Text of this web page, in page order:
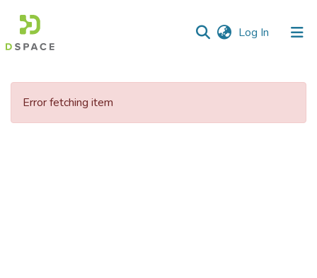
Log In (current)
Communities
Error fetching item